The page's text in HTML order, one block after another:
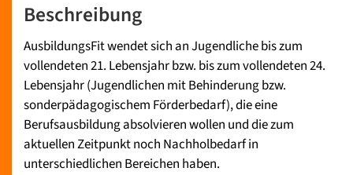
Beschreibung
AusbildungsFit wendet sich an Jugendliche bis zum
vollendeten 21. Lebensjahr bzw. bis zum vollendeten 24.
Lebensjahr (Jugendlichen mit Behinderung bzw.
sonderpädagogischem Förderbedarf), die eine
Berufsausbildung absolvieren wollen und die zum
aktuellen Zeitpunkt noch Nachholbedarf in
unterschiedlichen Bereichen haben.